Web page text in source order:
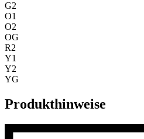
G2
O1
O2
OG
R2
Y1
Y2
YG
Produkthinweise